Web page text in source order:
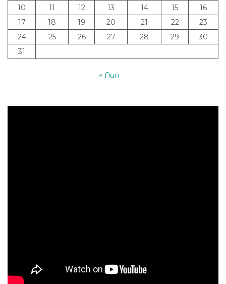
10
11 12 13 14 15
16
17
18 19 20 21 22
23
24
25 26 27 28 29
30
31
« Лип